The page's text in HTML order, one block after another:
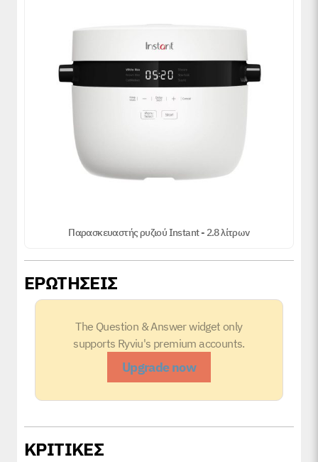
Παρασκευαστής ρυζιού Instant - 2.8 λίτρων
ΕΡΩΤΗΣΕΙΣ
The Question & Answer widget only
supports Ryviu's premium accounts.
Upgrade now
ΚΡΙΤΙΚΕΣ